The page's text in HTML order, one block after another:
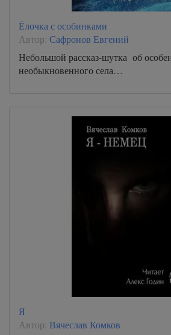
Ёлочка с особинками
Автор: Сафронов Евгений
Небольшой рассказ-шутка об
необыкновенного села…
Я
Автор: Вячеслав Комков